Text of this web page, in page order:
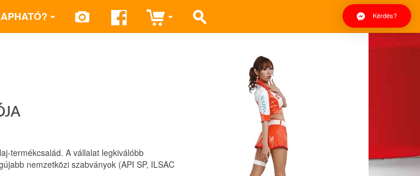
Kérdés?
termékcsalád. A vállalat legkiválóbb
nemzetközi szabványok (API SP, ILSAC